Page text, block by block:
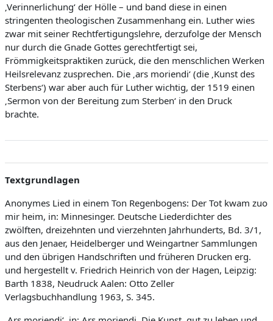
‚Verinnerlichung‘ der Hölle – und band diese in einen
stringenten theologischen Zusammenhang ein. Luther wies
zwar mit seiner Rechtfertigungslehre, derzufolge der Mensch
nur durch die Gnade Gottes gerechtfertigt sei,
Frömmigkeitspraktiken zurück, die den menschlichen Werken
Heilsrelevanz zusprechen. Die ‚ars moriendi‘ (die ‚Kunst des
Sterbens‘) war aber auch für Luther wichtig, der 1519 einen
‚Sermon von der Bereitung zum Sterben‘ in den Druck
brachte.
Textgrundlagen
Anonymes Lied in einem Ton Regenbogens: Der Tot kwam zuo
mir heim, in: Minnesinger. Deutsche Liederdichter des
zwölften, dreizehnten und vierzehnten Jahrhunderts, Bd. 3/1,
aus den Jenaer, Heidelberger und Weingartner Sammlungen
und den übrigen Handschriften und früheren Drucken erg.
und hergestellt v. Friedrich Heinrich von der Hagen, Leipzig:
Barth 1838, Neudruck Aalen: Otto Zeller
Verlagsbuchhandlung 1963, S. 345.